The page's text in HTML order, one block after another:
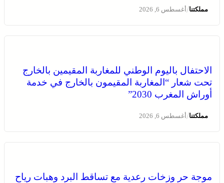
مملكتنا/أغسطس 6, 2026
الاحتفال باليوم الوطني للمغاربة المقيمين بالخارج
تحت شعار “المغاربة المقيمون بالخارج في خدمة
أوراش المغرب 2030”
مملكتنا/أغسطس 6, 2026
موجة حر وزخات رعدية مع تساقط البرد وهبات رياح